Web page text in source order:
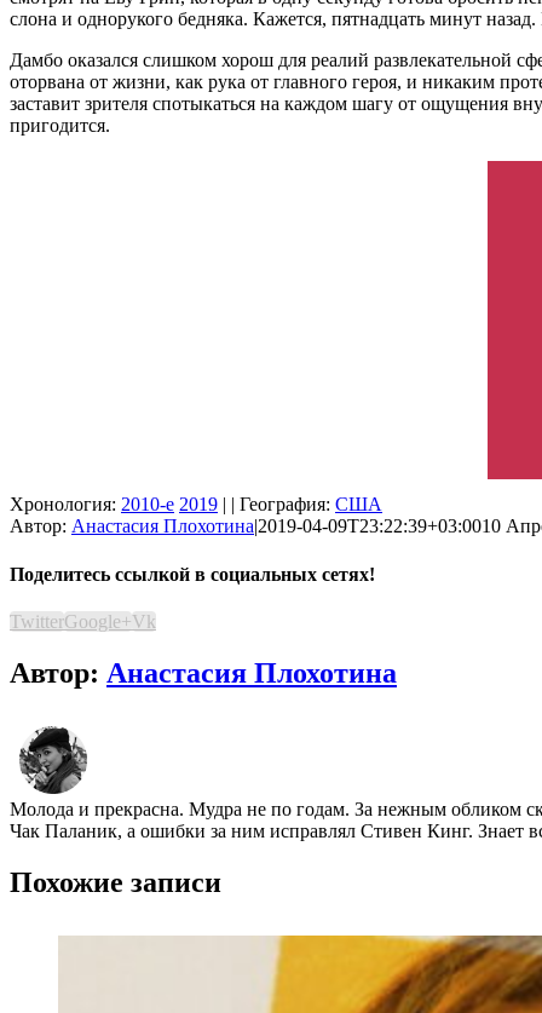
слона и однорукого бедняка. Кажется, пятнадцать минут
Дамбо оказался слишком хорош для реалий развлекательной
оторвана от жизни, как рука от главного героя, и никаким
заставит зрителя спотыкаться на каждом шагу от ощущения
пригодится.
Хронология: 2010-е 2019 | | География: США
Автор: Анастасия Плохотина|2019-04-09T23:22:39+03:0010
Поделитесь ссылкой в социальных сетях!
TwitterGoogle+Vk
Автор: Анастасия Плохотина
Молода и прекрасна. Мудра не по годам. За нежным обликом
Чак Паланик, а ошибки за ним исправлял Стивен Кинг. Знает
Похожие записи